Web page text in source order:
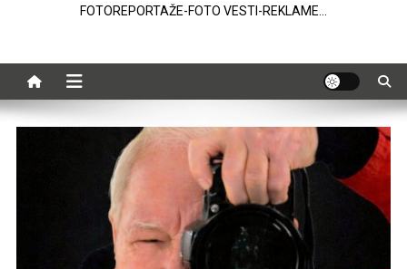
FOTOREPORTAŽE-FOTO VESTI-REKLAME…